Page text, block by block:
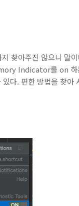
찾아주진 않으니 말
Indicator를 on 하
다. 편한 방법을 찾아